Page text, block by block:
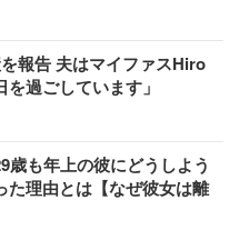
報告 夫はマイファスHiro
を過ごしています」
も年上の彼にどうしよう
た理由とは【なぜ彼女は離